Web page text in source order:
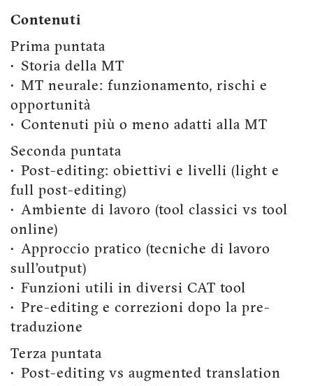
Contenuti
Prima puntata
• Storia della MT
• MT neurale: funzionamento, rischi e
opportunità
• Contenuti più o meno adatti alla MT
Seconda puntata
• Post-editing: obiettivi e livelli (light e
full post-editing)
• Ambiente di lavoro (tool classici vs tool
online)
• Approccio pratico (tecniche di lavoro
sull’output)
• Funzioni utili in diversi CAT tool
• Pre-editing e correzioni dopo la pre-
traduzione
Terza puntata
• Post-editing vs augmented translation